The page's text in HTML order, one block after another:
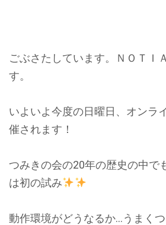
ごぶさたしています。ＮＯＴＩ
す。
いよいよ今度の日曜日、オンラ
催されます！
つみきの会の20年の歴史の中で
は初の試み
動作環境がどうなるか…うまく